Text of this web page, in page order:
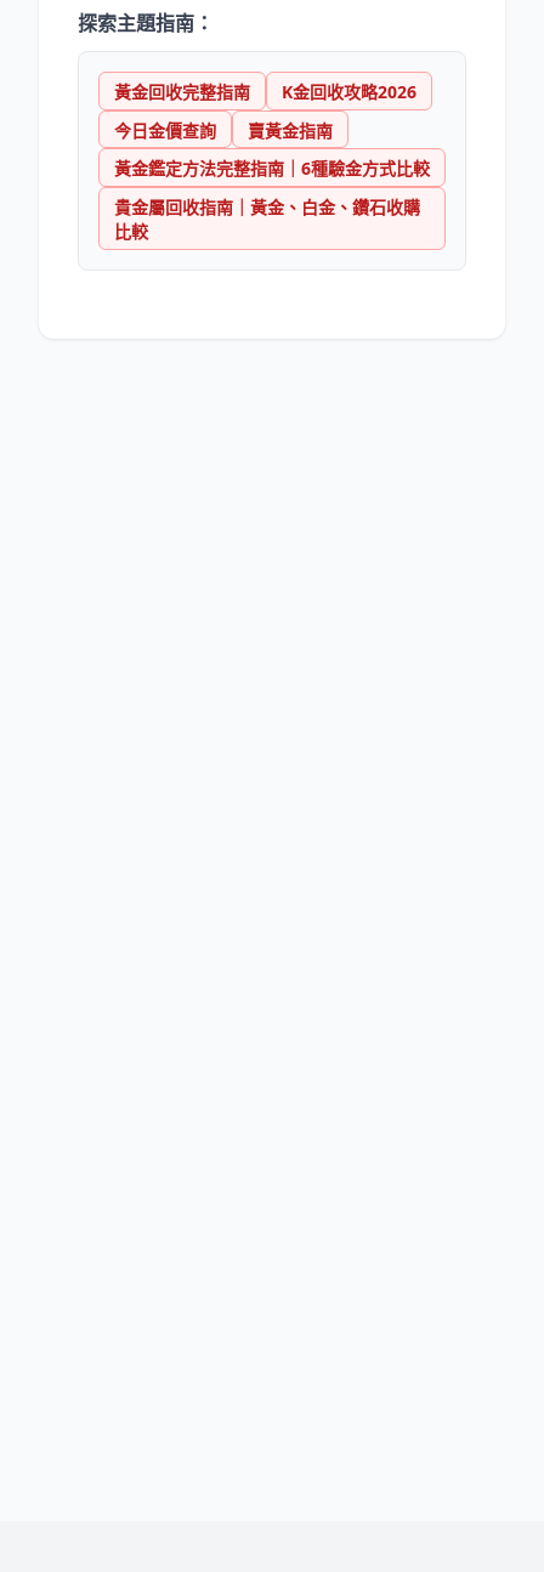
探索主題指南：
黃金回收完整指南
K金回收攻略2026
今日金價查詢
賣黃金指南
黃金鑑定方法完整指南｜6種驗金方式比較
貴金屬回收指南｜黃金、白金、鑽石收購
比較